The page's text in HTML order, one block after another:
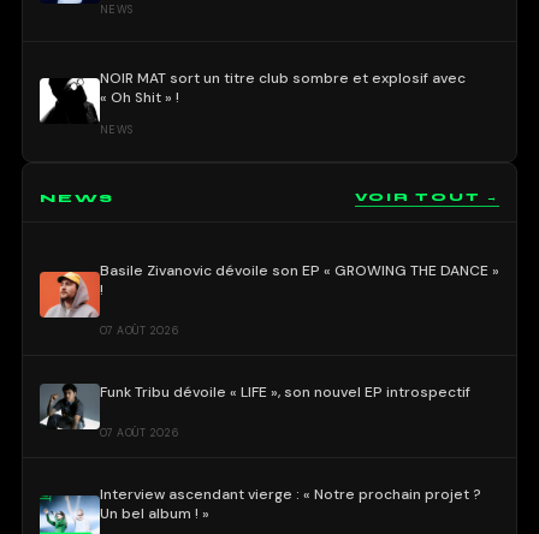
NEWS
NOIR MAT sort un titre club sombre et explosif avec
« Oh Shit » !
NEWS
NEWS VOIR TOUT →
Basile Zivanovic dévoile son EP « GROWING THE DANCE »
!
07 AOÛT 2026
Funk Tribu dévoile « LIFE », son nouvel EP introspectif
07 AOÛT 2026
Interview ascendant vierge : « Notre prochain projet ?
Un bel album ! »